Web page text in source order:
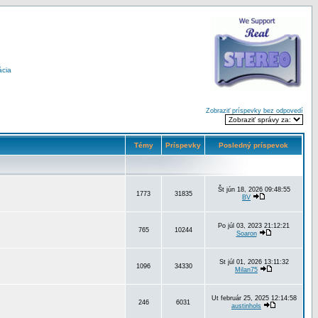
Zobraziť príspevky bez odpovedí
Témy Príspevky Posledný príspevok
1773 31835
Št jún 18, 2026 09:48:55
BV
765 10244
Po júl 03, 2023 21:12:21
Soaron
1096 34330
St júl 01, 2026 13:11:32
Milan75
246 6031
Ut február 25, 2025 12:14:58
austinhols